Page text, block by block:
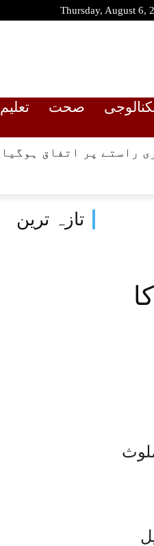
Thursday, August 6,
صحت تعلیم
راستے پر اتفاق ہوگیا
تازہ ترین